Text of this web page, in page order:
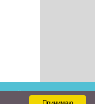
Контакты